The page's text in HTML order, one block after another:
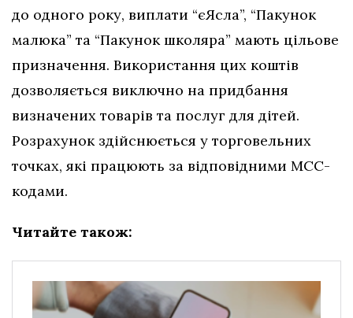
до одного року, виплати “єЯсла”, “Пакунок
малюка” та “Пакунок школяра” мають цільове
призначення. Використання цих коштів
дозволяється виключно на придбання
визначених товарів та послуг для дітей.
Розрахунок здійснюється у торговельних
точках, які працюють за відповідними МСС-
кодами.
Читайте також: